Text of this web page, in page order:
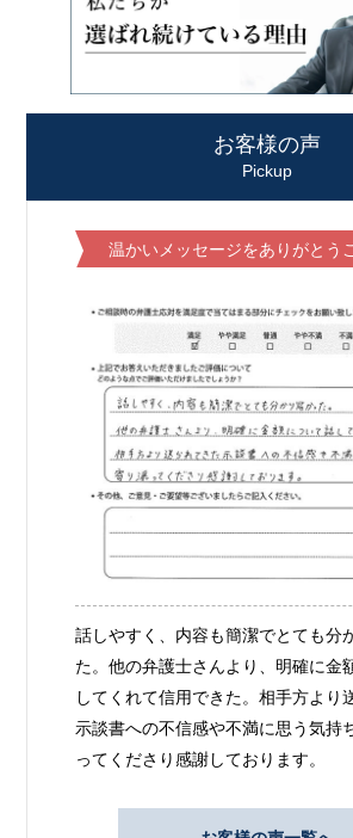
お客様の声
Pickup
温かいメッセージをありがとう
話しやすく、内容も簡潔でとても分
た。他の弁護士さんより、明確に金
してくれて信用できた。相手方より
示談書への不信感や不満に思う気持
ってくださり感謝しております。